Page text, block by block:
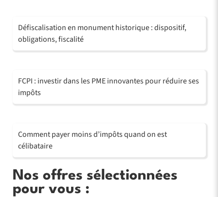
Défiscalisation en monument historique : dispositif,
obligations, fiscalité
FCPI : investir dans les PME innovantes pour réduire ses
impôts
Comment payer moins d’impôts quand on est
célibataire
Nos offres sélectionnées
pour vous :